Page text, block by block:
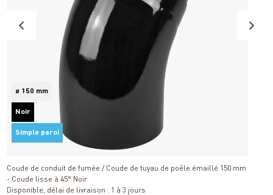
ø 150 mm
Noir
Simple paroi
Détails
Coude de conduit de fumée / Coude de tuyau de poêle émaillé 150 mm
- Coude lisse à 45° Noir
Disponible, délai de livraison : 1 à 3 jours